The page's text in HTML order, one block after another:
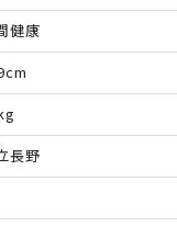
健康
長野